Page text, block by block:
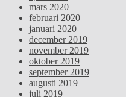
mars 2020
februari 2020
januari 2020
december 2019
november 2019
oktober 2019
september 2019
augusti 2019
juli 2019